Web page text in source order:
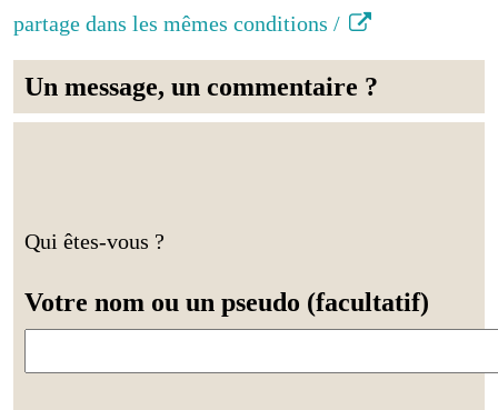
partage dans les mêmes conditions /
Un message, un commentaire ?
Qui êtes-vous ?
Votre nom ou un pseudo (facultatif)